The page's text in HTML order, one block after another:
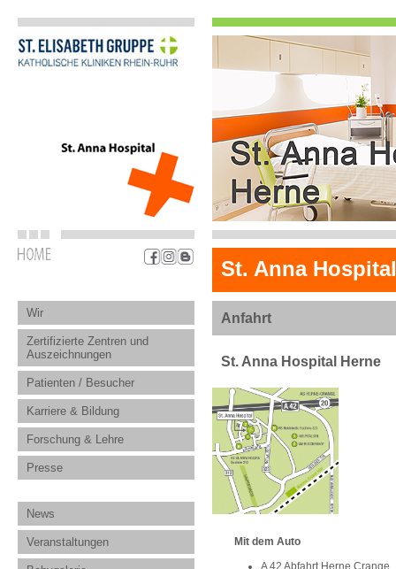
St. Anna Hospital
Wir
Zertifizierte Zentren und
Auszeichnungen
Patienten / Besucher
Karriere & Bildung
Forschung & Lehre
Presse
News
Veranstaltungen
Anfahrt
St. Anna Hospital Herne
Mit dem Auto
A 42 Abfahrt Herne Crange